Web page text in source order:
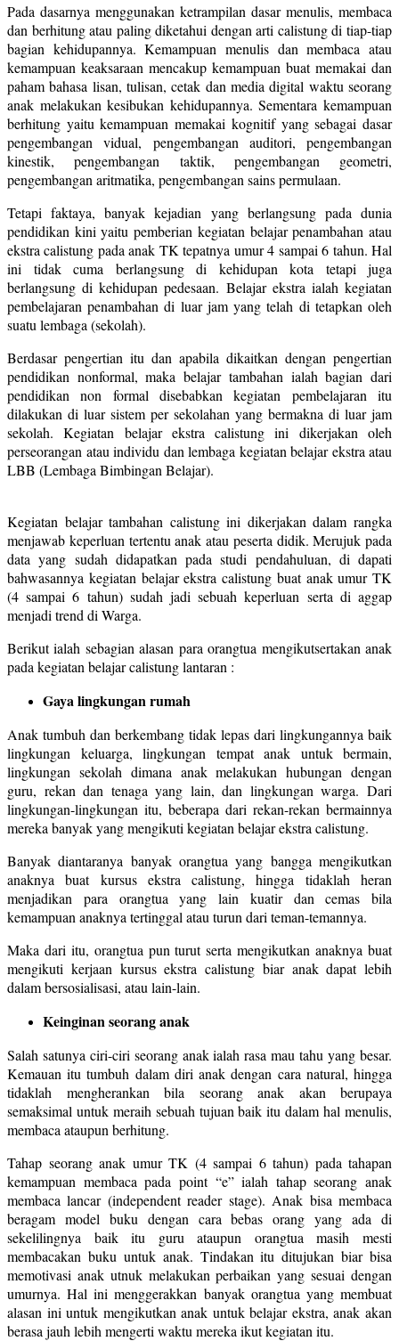
Pada dasarnya menggunakan ketrampilan dasar menulis, membaca
dan berhitung atau paling diketahui dengan arti calistung di tiap-tiap
bagian kehidupannya. Kemampuan menulis dan membaca atau
kemampuan keaksaraan mencakup kemampuan buat memakai dan
paham bahasa lisan, tulisan, cetak dan media digital waktu seorang
anak melakukan kesibukan kehidupannya. Sementara kemampuan
berhitung yaitu kemampuan memakai kognitif yang sebagai dasar
pengembangan vidual, pengembangan auditori, pengembangan
kinestik, pengembangan taktik, pengembangan geometri,
pengembangan aritmatika, pengembangan sains permulaan.
Tetapi faktaya, banyak kejadian yang berlangsung pada dunia
pendidikan kini yaitu pemberian kegiatan belajar penambahan atau
ekstra calistung pada anak TK tepatnya umur 4 sampai 6 tahun. Hal
ini tidak cuma berlangsung di kehidupan kota tetapi juga
berlangsung di kehidupan pedesaan. Belajar ekstra ialah kegiatan
pembelajaran penambahan di luar jam yang telah di tetapkan oleh
suatu lembaga (sekolah).
Berdasar pengertian itu dan apabila dikaitkan dengan pengertian
pendidikan nonformal, maka belajar tambahan ialah bagian dari
pendidikan non formal disebabkan kegiatan pembelajaran itu
dilakukan di luar sistem per sekolahan yang bermakna di luar jam
sekolah. Kegiatan belajar ekstra calistung ini dikerjakan oleh
perseorangan atau individu dan lembaga kegiatan belajar ekstra atau
LBB (Lembaga Bimbingan Belajar).
Kegiatan belajar tambahan calistung ini dikerjakan dalam rangka
menjawab keperluan tertentu anak atau peserta didik. Merujuk pada
data yang sudah didapatkan pada studi pendahuluan, di dapati
bahwasannya kegiatan belajar ekstra calistung buat anak umur TK
(4 sampai 6 tahun) sudah jadi sebuah keperluan serta di aggap
menjadi trend di Warga.
Berikut ialah sebagian alasan para orangtua mengikutsertakan anak
pada kegiatan belajar calistung lantaran :
Gaya lingkungan rumah
Anak tumbuh dan berkembang tidak lepas dari lingkungannya baik
lingkungan keluarga, lingkungan tempat anak untuk bermain,
lingkungan sekolah dimana anak melakukan hubungan dengan
guru, rekan dan tenaga yang lain, dan lingkungan warga. Dari
lingkungan-lingkungan itu, beberapa dari rekan-rekan bermainnya
mereka banyak yang mengikuti kegiatan belajar ekstra calistung.
Banyak diantaranya banyak orangtua yang bangga mengikutkan
anaknya buat kursus ekstra calistung, hingga tidaklah heran
menjadikan para orangtua yang lain kuatir dan cemas bila
kemampuan anaknya tertinggal atau turun dari teman-temannya.
Maka dari itu, orangtua pun turut serta mengikutkan anaknya buat
mengikuti kerjaan kursus ekstra calistung biar anak dapat lebih
dalam bersosialisasi, atau lain-lain.
Keinginan seorang anak
Salah satunya ciri-ciri seorang anak ialah rasa mau tahu yang besar.
Kemauan itu tumbuh dalam diri anak dengan cara natural, hingga
tidaklah mengherankan bila seorang anak akan berupaya
semaksimal untuk meraih sebuah tujuan baik itu dalam hal menulis,
membaca ataupun berhitung.
Tahap seorang anak umur TK (4 sampai 6 tahun) pada tahapan
kemampuan membaca pada point “e” ialah tahap seorang anak
membaca lancar (independent reader stage). Anak bisa membaca
beragam model buku dengan cara bebas orang yang ada di
sekelilingnya baik itu guru ataupun orangtua masih mesti
membacakan buku untuk anak. Tindakan itu ditujukan biar bisa
memotivasi anak utnuk melakukan perbaikan yang sesuai dengan
umurnya. Hal ini menggerakkan banyak orangtua yang membuat
alasan ini untuk mengikutkan anak untuk belajar ekstra, anak akan
berasa jauh lebih mengerti waktu mereka ikut kegiatan itu.